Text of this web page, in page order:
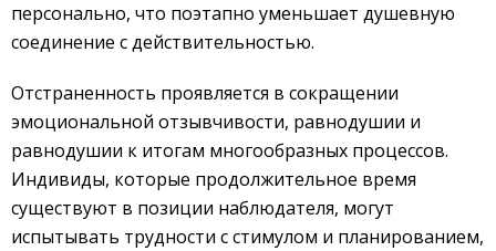
персонально, что поэтапно уменьшает душевную
соединение с действительностью.
Отстраненность проявляется в сокращении
эмоциональной отзывчивости, равнодушии и
равнодушии к итогам многообразных процессов.
Индивиды, которые продолжительное время
существуют в позиции наблюдателя, могут
испытывать трудности с стимулом и планированием,